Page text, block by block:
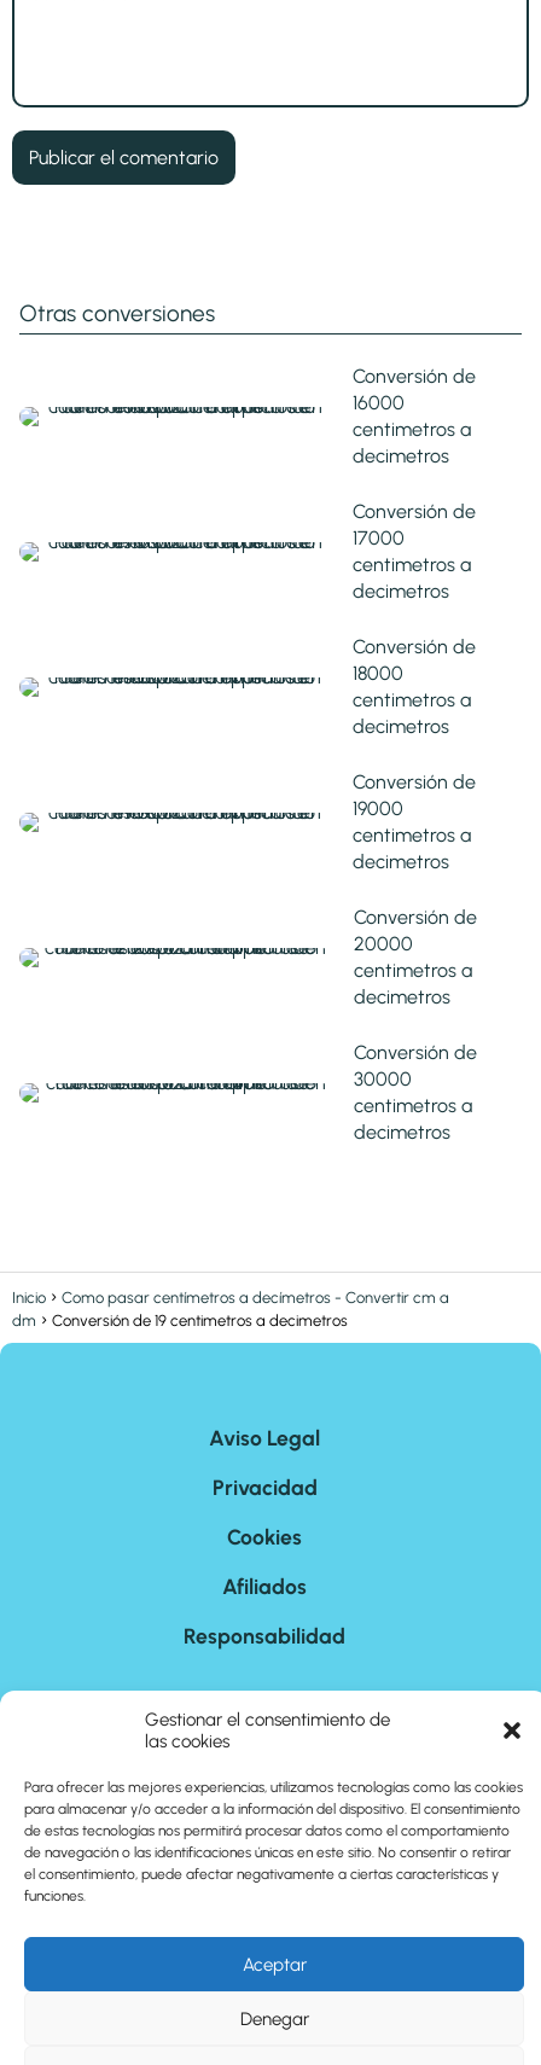
Gestionar el consentimiento de
las cookies
Para ofrecer las mejores experiencias, utilizamos tecnologías como las cookies
para almacenar y/o acceder a la información del dispositivo. El consentimiento
de estas tecnologías nos permitirá procesar datos como el comportamiento
de navegación o las identificaciones únicas en este sitio. No consentir o retirar
el consentimiento, puede afectar negativamente a ciertas características y
funciones.
Aceptar
Denegar
Otras conversiones
Conversión de
16000
centimetros a
decimetros
Conversión de
17000
centimetros a
decimetros
Conversión de
18000
centimetros a
decimetros
Conversión de
19000
centimetros a
decimetros
Conversión de
20000
centimetros a
decimetros
Conversión de
30000
centimetros a
decimetros
Inicio
Como pasar centímetros a decímetros - Convertir cm a
dm
Conversión de 19 centimetros a decimetros
Aviso Legal
Privacidad
Cookies
Afiliados
Responsabilidad
Nosotros
Contacto
Sitemap